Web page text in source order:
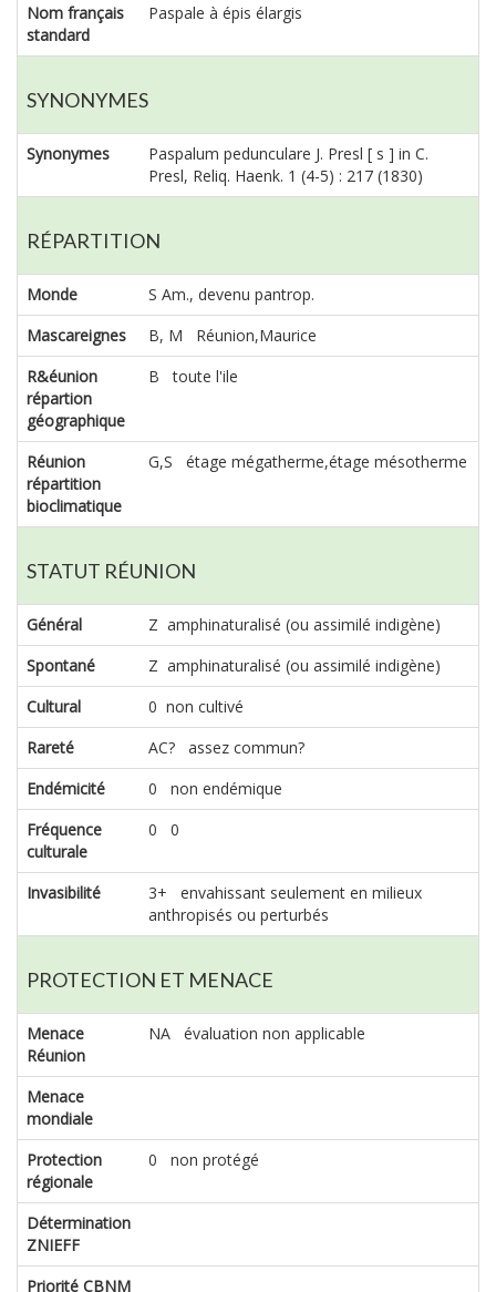
Nom français
standard
Paspale à épis élargis
SYNONYMES
Synonymes
Paspalum pedunculare J. Presl [ s ] in C.
Presl, Reliq. Haenk. 1 (4-5) : 217 (1830)
RÉPARTITION
Monde
S Am., devenu pantrop.
Mascareignes
B, M Réunion,Maurice
R&éunion
répartion
géographique
B toute l'ile
Réunion
répartition
bioclimatique
G,S étage mégatherme,étage mésotherme
STATUT RÉUNION
Général
Z amphinaturalisé (ou assimilé indigène)
Spontané
Z amphinaturalisé (ou assimilé indigène)
Cultural
0 non cultivé
Rareté
AC? assez commun?
Endémicité
0 non endémique
Fréquence
culturale
0 0
Invasibilité
3+ envahissant seulement en milieux
anthropisés ou perturbés
PROTECTION ET MENACE
Menace
Réunion
NA évaluation non applicable
Menace
mondiale
Protection
régionale
0 non protégé
Détermination
ZNIEFF
Priorité CBNM